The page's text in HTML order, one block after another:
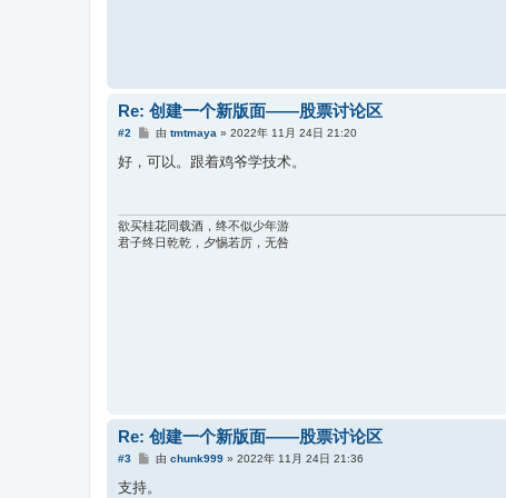
Re: 创建一个新版面——股票讨论区
#2
帖
由 tmtmaya » 2022年 11月 24日 21:20
好，可以。跟着鸡爷学技术。
欲买桂花同载酒，终不似少年游
君子终日乾乾，夕惕若厉，无咎
Re: 创建一个新版面——股票讨论区
#3
帖
由 chunk999» 2022年 11月 24日 21:36
支持。